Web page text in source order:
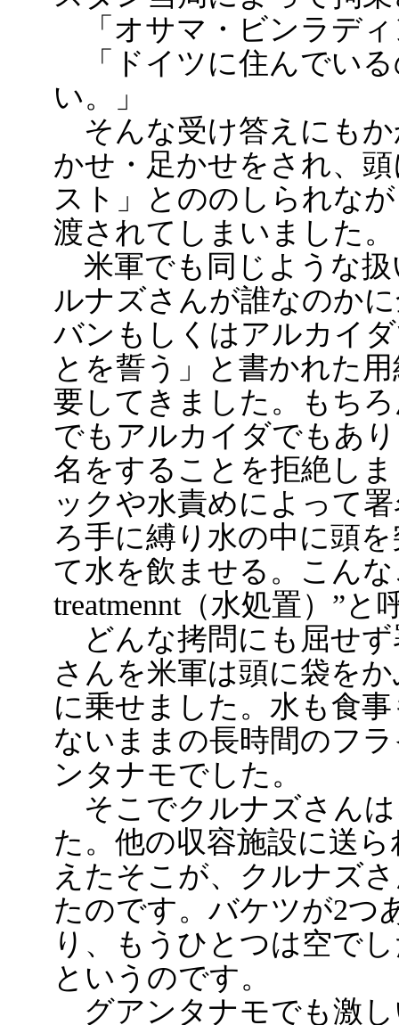
「オサマ・ビンラデ
「ドイツに住んでい
い。」
そんな受け答えにも
かせ・足かせをされ、
スト」とののしられな
渡されてしまいました。
米軍でも同じような扱
ルナズさんが誰なのか
バンもしくはアルカイ
とを誓う」と書かれた
要してきました。もち
でもアルカイダでもあ
名をすることを拒絶し
ックや水責めによって
ろ手に縛り水の中に頭
て水を飲ませる。こんな
treatmennt（水処置）”
どんな拷問にも屈せず
さんを米軍は頭に袋を
に乗せました。水も食
ないままの長時間のフ
ンタナモでした。
そこでクルナズさん
た。他の収容施設に送
えたそこが、クルナズ
たのです。バケツが2つ
り、もうひとつは空で
というのです。
グアンタナモでも激